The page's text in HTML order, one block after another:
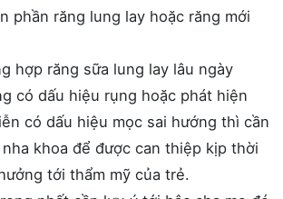
phần răng lung lay hoặc răng mới
hợp răng sữa lung lay lâu ngày
có dấu hiệu rụng hoặc phát hiện
có dấu hiệu mọc sai hướng thì cần
khoa để được can thiệp kịp thời
tới thẩm mỹ của trẻ.